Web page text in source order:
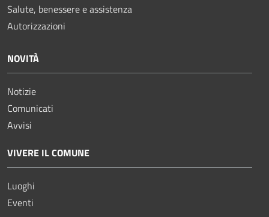
Salute, benessere e assistenza
Autorizzazioni
NOVITÀ
Notizie
Comunicati
Avvisi
VIVERE IL COMUNE
Luoghi
Eventi